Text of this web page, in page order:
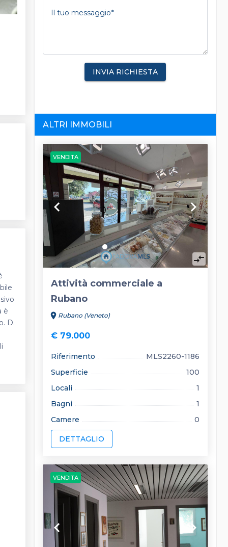
è
D.
Il tuo messaggio
INVIA RICHIESTA
ALTRI IMMOBILI
VENDITA
keyboard_arrow_left keyboard_arrow_right
compare_arrows
Attività commerciale a
Rubano
location_on Rubano (Veneto)
€ 79.000
Riferimento
MLS2260-1186
Superficie
100
Locali
1
Bagni
1
Camere
0
DETTAGLIO
VENDITA
keyboard_arrow_left keyboard_arrow_right